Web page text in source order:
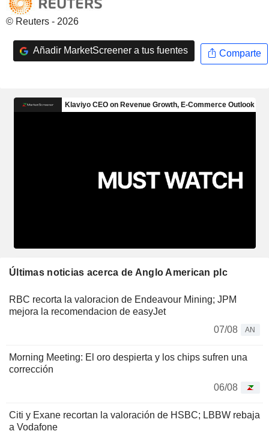
© Reuters - 2026
Añadir MarketScreener a tus fuentes Comparte
Últimas noticias acerca de Anglo American plc
RBC recorta la valoracion de Endeavour Mining; JPM
mejora la recomendacion de easyJet
07/08
AN
Morning Meeting: El oro despierta y los chips sufren una
corrección
06/08
Citi y Exane recortan la valoración de HSBC; LBBW rebaja
a Vodafone